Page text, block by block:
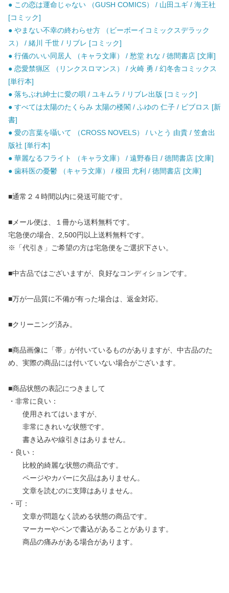
● この恋は運命じゃない （GUSH COMICS） / 山田ユギ / 海王社
[コミック]
● やまない不幸の終わらせ方 （ビーボーイコミックスデラック
ス） / 緒川 千世 / リブレ [コミック]
● 行儀のいい同居人 （キャラ文庫） / 愁堂 れな / 徳間書店 [文庫]
● 恋愛禁猟区 （リンクスロマンス） / 火崎 勇 / 幻冬舎コミックス
[単行本]
● 落ちぶれ紳士に愛の唄 / ユキムラ / リブレ出版 [コミック]
● すべては太陽のたくらみ 太陽の楼閣 / ふゆの 仁子 / ビブロス [新
書]
● 愛の言葉を囁いて （CROSS NOVELS） / いとう 由貴 / 笠倉出
版社 [単行本]
● 華麗なるフライト （キャラ文庫） / 遠野春日 / 徳間書店 [文庫]
● 歯科医の憂鬱 （キャラ文庫） / 榎田 尤利 / 徳間書店 [文庫]
■通常２４時間以内に発送可能です。
■メール便は、１冊から送料無料です。
宅急便の場合、2,500円以上送料無料です。
※「代引き」ご希望の方は宅急便をご選択下さい。
■中古品ではございますが、良好なコンディションです。
■万が一品質に不備が有った場合は、返金対応。
■クリーニング済み。
■商品画像に「帯」が付いているものがありますが、中古品のた
め、実際の商品には付いていない場合がございます。
■商品状態の表記につきまして
・非常に良い：
使用されてはいますが、
非常にきれいな状態です。
書き込みや線引きはありません。
・良い：
比較的綺麗な状態の商品です。
ページやカバーに欠品はありません。
文章を読むのに支障はありません。
・可：
文章が問題なく読める状態の商品です。
マーカーやペンで書込があることがあります。
商品の痛みがある場合があります。